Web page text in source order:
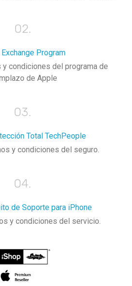
02.
Program
condiciones del programa de
de Apple
03.
Total TechPeople
y condiciones del seguro.
04.
de Soporte para iPhone
y condiciones del servicio.